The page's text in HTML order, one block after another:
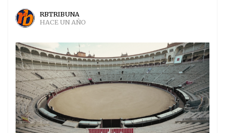
RBTRIBUNA
HACE UN AÑO